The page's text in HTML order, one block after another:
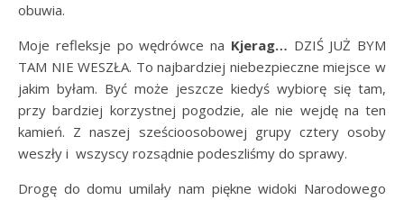
obuwia.
Moje refleksje po wędrówce na Kjerag… DZIŚ JUŻ BYM
TAM NIE WESZŁA. To najbardziej niebezpieczne miejsce w
jakim byłam. Być może jeszcze kiedyś wybiorę się tam,
przy bardziej korzystnej pogodzie, ale nie wejdę na ten
kamień. Z naszej sześcioosobowej grupy cztery osoby
weszły i wszyscy rozsądnie podeszliśmy do sprawy.
Drogę do domu umilały nam piękne widoki Narodowego